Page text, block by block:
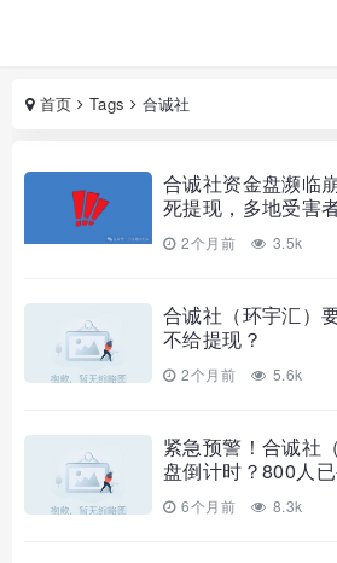
首页 Tags 合诚社
合诚社资金盘濒临
死提现，多地受害
2个月前 3.5k
合诚社（环宇汇）
不给提现？
2个月前 5.6k
紧急预警！合诚社
盘倒计时？800人
6个月前 8.3k